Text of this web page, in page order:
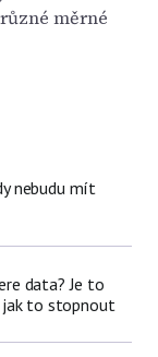
měrné
nebudu mít
data? Je to
jak to stopnout